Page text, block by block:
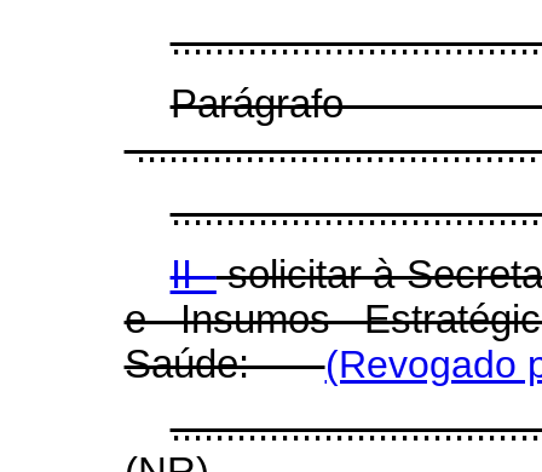
II -solicitar à
e Insumos
Saúde:(Revogado